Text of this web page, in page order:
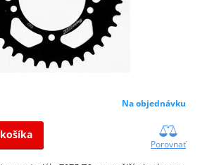
Na objednávku
Porovnať